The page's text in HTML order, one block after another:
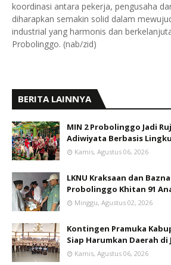
koordinasi antara pekerja, pengusaha
diharapkan semakin solid dalam
industrial yang harmonis dan
Probolinggo. (nab/zid)
BERITA LAINNYA
MIN 2 Probolinggo Jadi
Adiwiyata Berbasis
Kamis, Agustus 06, 2026
LKNU Kraksaan dan
Probolinggo Khitan 91
Minggu, Agustus 02, 2026
Kontingen Pramuka
Siap Harumkan Daerah di
Kamis, Agustus 06, 2026